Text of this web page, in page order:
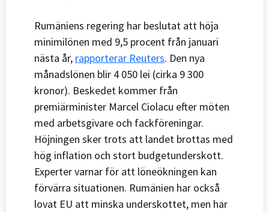
Rumäniens regering har beslutat att höja
minimilönen med 9,5 procent från januari
nästa år, rapporterar Reuters. Den nya
månadslönen blir 4 050 lei (cirka 9 300
kronor). Beskedet kommer från
premiärminister Marcel Ciolacu efter möten
med arbetsgivare och fackföreningar.
Höjningen sker trots att landet brottas med
hög inflation och stort budgetunderskott.
Experter varnar för att löneökningen kan
förvärra situationen. Rumänien har också
lovat EU att minska underskottet, men har